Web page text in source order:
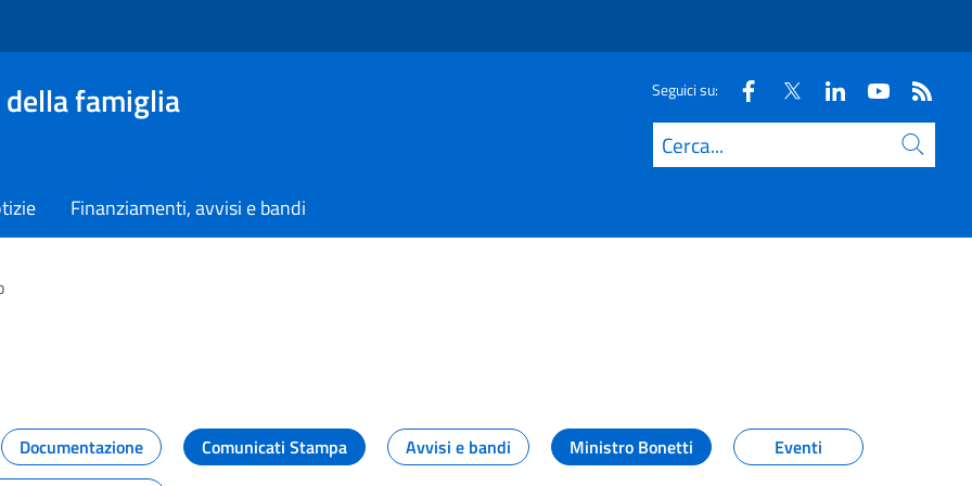
famiglia Seguici su:
Cerca
Finanziamenti, avvisi e bandi
dal Dipartimento
Documentazione Comunicati Stampa Avvisi e bandi Ministro Bonetti
Eventi